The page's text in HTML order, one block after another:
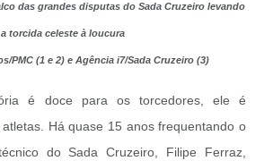
das grandes disputas do Sada Cruzeiro levando
a torcida celeste à loucura
PMC (1 e 2) e Agência i7/Sada Cruzeiro (3)
é doce para os torcedores, ele é
Há quase 15 anos frequentando o
do Sada Cruzeiro, Filipe Ferraz,